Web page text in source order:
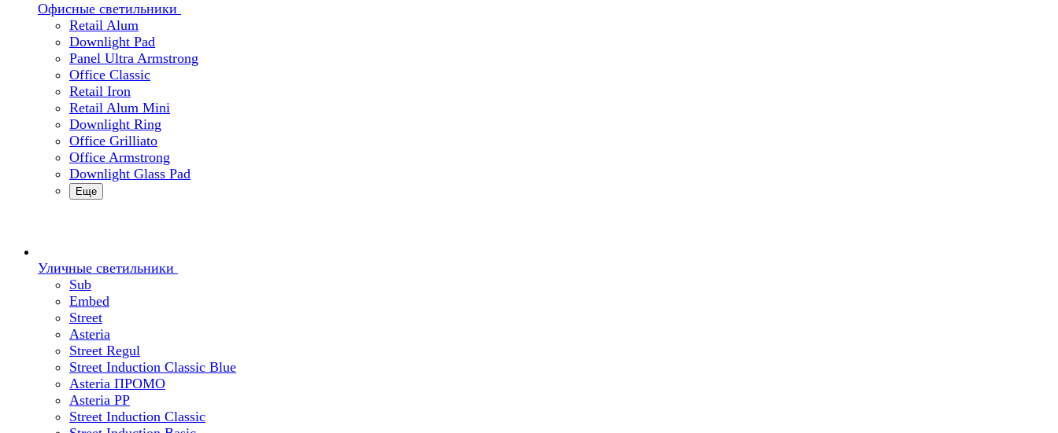
Офисные светильники
Retail Alum
Downlight Pad
Panel Ultra Armstrong
Office Classic
Retail Iron
Retail Alum Mini
Downlight Ring
Office Grilliato
Office Armstrong
Downlight Glass Pad
Еще
Уличные светильники
Sub
Embed
Street
Asteria
Street Regul
Street Induction Classic Blue
Asteria ПРОМО
Asteria PP
Street Induction Classic